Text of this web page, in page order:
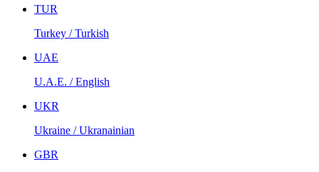
TUR
Turkey / Turkish
UAE
U.A.E. / English
UKR
Ukraine / Ukranainian
GBR